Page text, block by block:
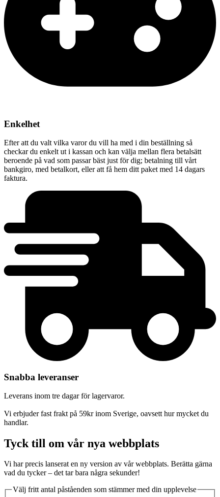
Enkelhet
Efter att du valt vilka varor du vill ha med i din beställning så
checkar du enkelt ut i kassan och kan välja mellan flera betalsätt
beroende på vad som passar bäst just för dig; betalning till vårt
bankgiro, med betalkort, eller att få hem ditt paket med 14 dagars
faktura.
Snabba leveranser
Leverans inom tre dagar för lagervaror.
Vi erbjuder fast frakt på 59kr inom Sverige, oavsett hur mycket du
handlar.
Tyck till om vår nya webbplats
Vi har precis lanserat en ny version av vår webbplats. Berätta gärna
vad du tycker – det tar bara några sekunder!
Välj fritt antal påståenden som stämmer med din upplevelse